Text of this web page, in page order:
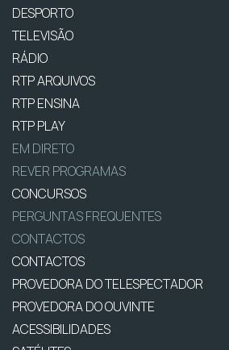
DESPORTO
TELEVISÃO
RÁDIO
RTP ARQUIVOS
RTP ENSINA
RTP PLAY
EM DIRETO
REVER PROGRAMAS
CONCURSOS
PERGUNTAS FREQUENTES
CONTACTOS
CONTACTOS
PROVEDORA DO TELESPECTADOR
PROVEDORA DO OUVINTE
ACESSIBILIDADES